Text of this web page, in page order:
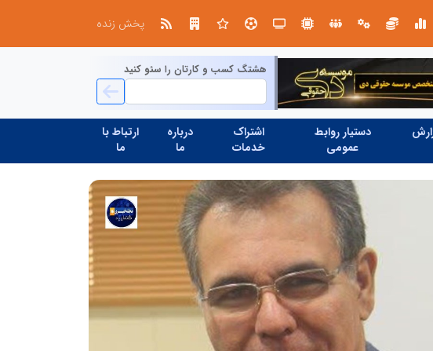
پخش زنده
هشتگ کسب و کارتان را سئو کنید
دستیار روابط
عمومی
اشتراک
خدمات
درباره
ما
ارتباط با
ما